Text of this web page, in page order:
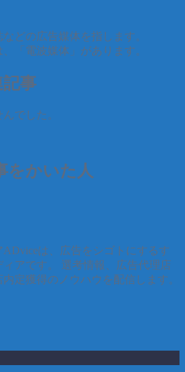
どの広告媒体を指します。
「電波媒体」があります。
記事
でした。
をかいた人
は、広告をシゴトにするす
アです。 選考情報、広告代理店
定獲得のノウハウを配信します。